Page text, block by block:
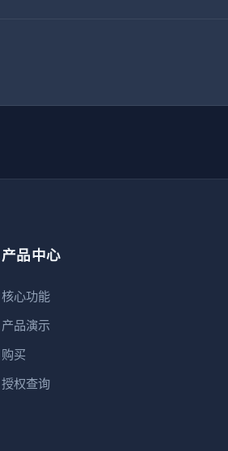
产品中心
核心功能
产品演示
购买
授权查询